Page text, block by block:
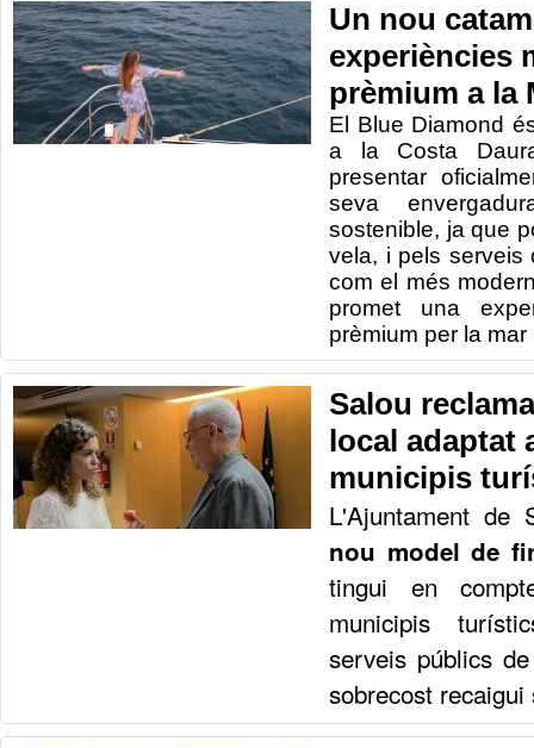
Un nou
experiències
prèmium a la
El Blue Diamond
a la Costa
presentar
seva
sostenible, ja que
vela, i pels serveis
com el més
promet una
prèmium per la
Salou
local adaptat
municipis
L'Ajuntament de
nou model de
tingui en
municipis
serveis públics
sobrecost